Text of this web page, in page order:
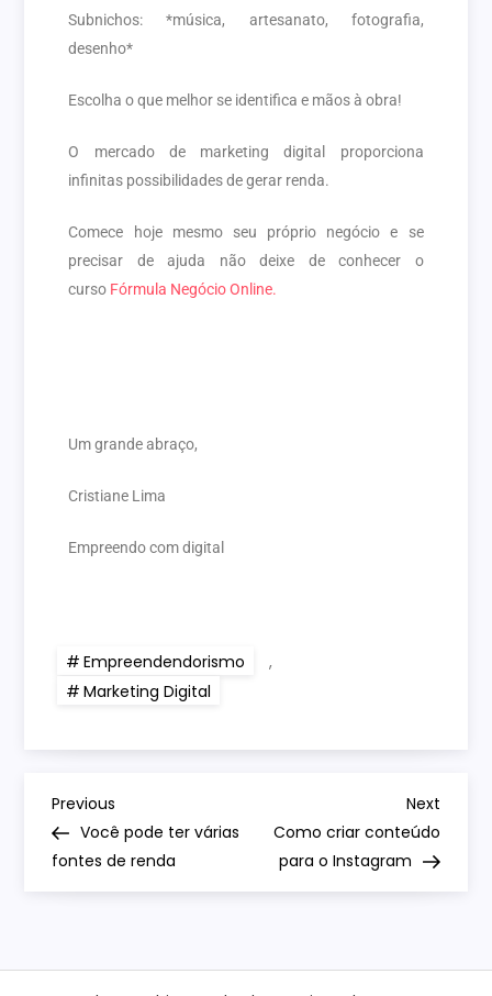
Subnichos: *música, artesanato, fotografia,
desenho*
Escolha o que melhor se identifica e mãos à obra!
O mercado de marketing digital proporciona
infinitas possibilidades de gerar renda.
Comece hoje mesmo seu próprio negócio e se
precisar de ajuda não deixe de conhecer o
curso Fórmula Negócio Online.
Um grande abraço,
Cristiane Lima
Empreendo com digital
Empreendendorismo
,
Marketing Digital
Previous
Você pode ter várias
fontes de renda
Next
Como criar conteúdo
para o Instagram